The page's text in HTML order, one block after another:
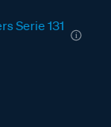
Serie 131